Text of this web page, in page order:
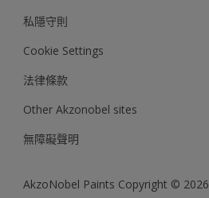
私隱守則
Cookie Settings
法律條款
Other Akzonobel sites
無障礙聲明
AkzoNobel Paints Copyright © 2026